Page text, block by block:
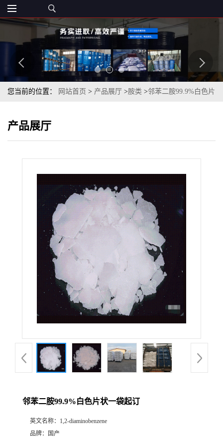
您当前的位置： 网站首页 > 产品展厅 >胺类 >邻苯二胺99.9%白色片
产品展厅
邻苯二胺99.9%白色片状一袋起订
英文名称： 1,2-diaminobenzene
品牌：
国产